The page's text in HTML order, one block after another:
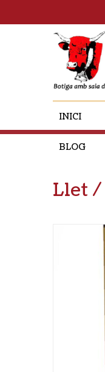
INICI
BLOG
Llet /